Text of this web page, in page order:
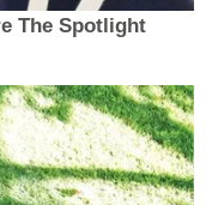
The Spotlight